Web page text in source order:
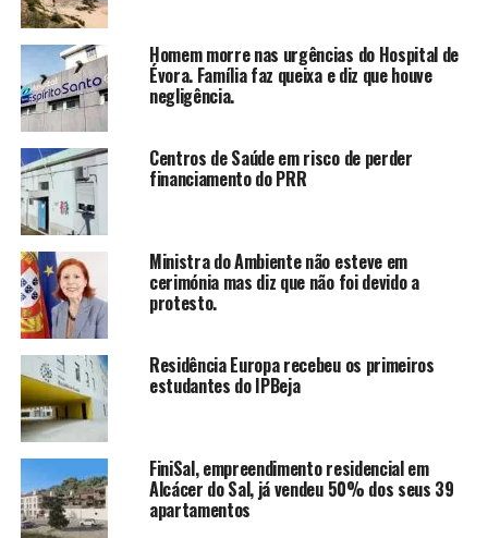
Homem morre nas urgências do Hospital de
Évora. Família faz queixa e diz que houve
negligência.
Centros de Saúde em risco de perder
financiamento do PRR
Ministra do Ambiente não esteve em
cerimónia mas diz que não foi devido a
protesto.
Residência Europa recebeu os primeiros
estudantes do IPBeja
FiniSal, empreendimento residencial em
Alcácer do Sal, já vendeu 50% dos seus 39
apartamentos